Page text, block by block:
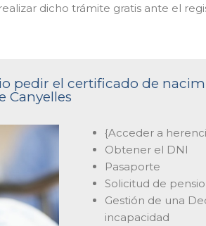
dicho trámite gratis ante el
pedir el certificado de
Canyelles
{Acceder a
Obtener el DNI
Pasaporte
Solicitud de
Gestión de una
incapacidad